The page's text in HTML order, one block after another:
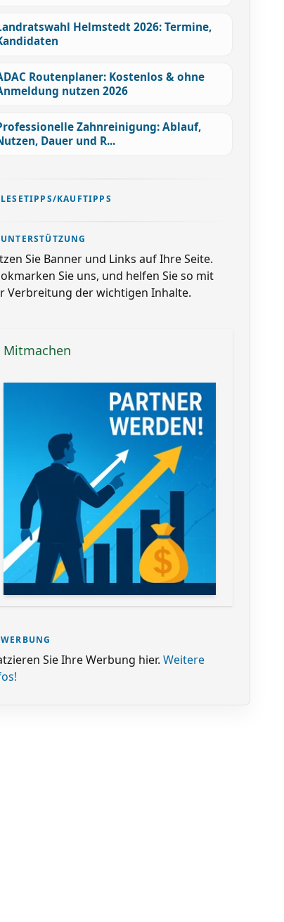
Helmstedt 2026: Termine,
Routenplaner: Kostenlos & ohne
nutzen 2026
Zahnreinigung: Ablauf,
Dauer und R...
LESETIPPS/KAUFTIPPS
UNTERSTÜTZUNG
Sie Banner und Links auf Ihre Seite.
Sie uns, und helfen Sie so mit
Verbreitung der wichtigen Inhalte.
Mitmachen
WERBUNG
Sie Ihre Werbung hier. Weitere